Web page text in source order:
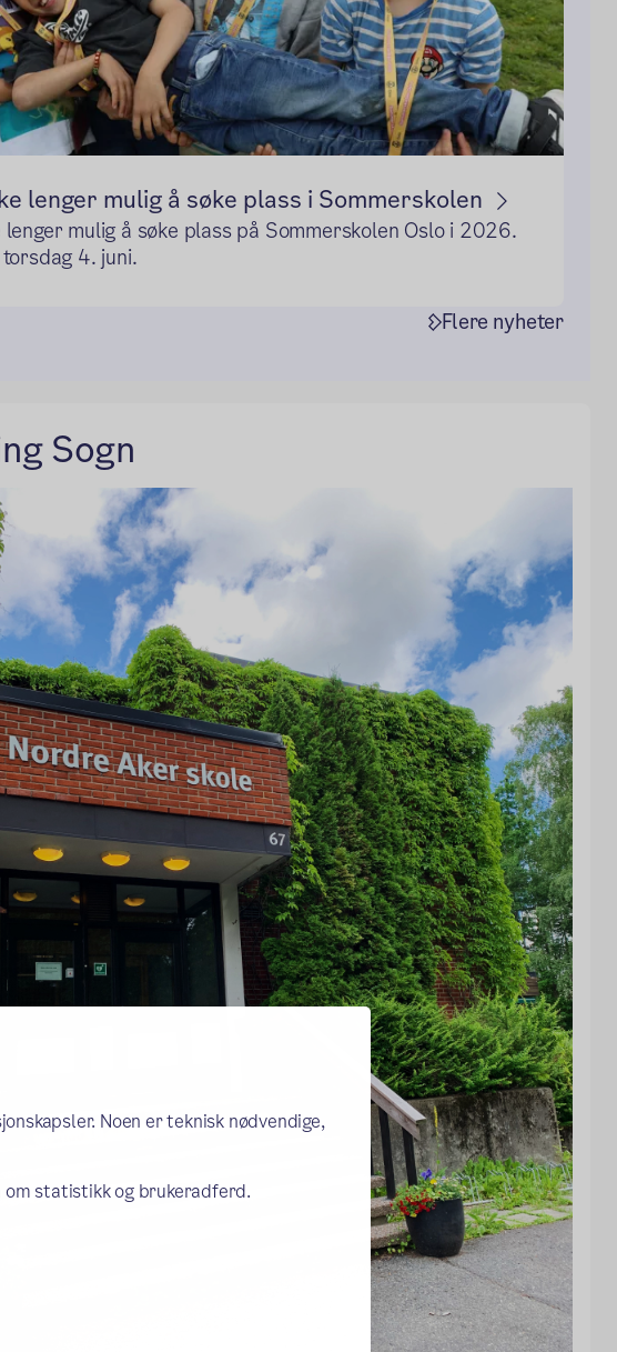
Noen er teknisk nødvendige,
statistikk og brukeradferd.
lenger mulig å søke plass i Sommerskolen
mulig å søke plass på Sommerskolen Oslo i 2026.
4. juni.
Flere nyheter
Sogn